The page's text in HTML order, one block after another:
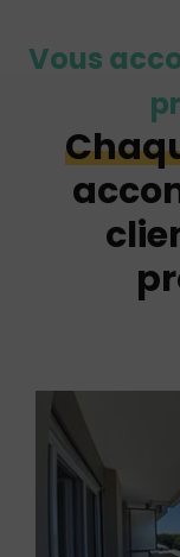
Vous